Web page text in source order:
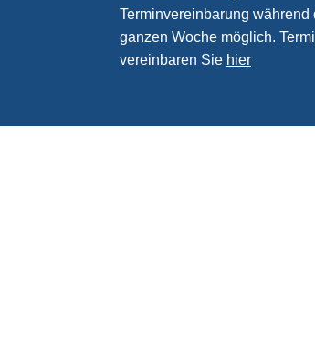
Terminvereinbarung während
ganzen Woche möglich.
vereinbaren Sie hier